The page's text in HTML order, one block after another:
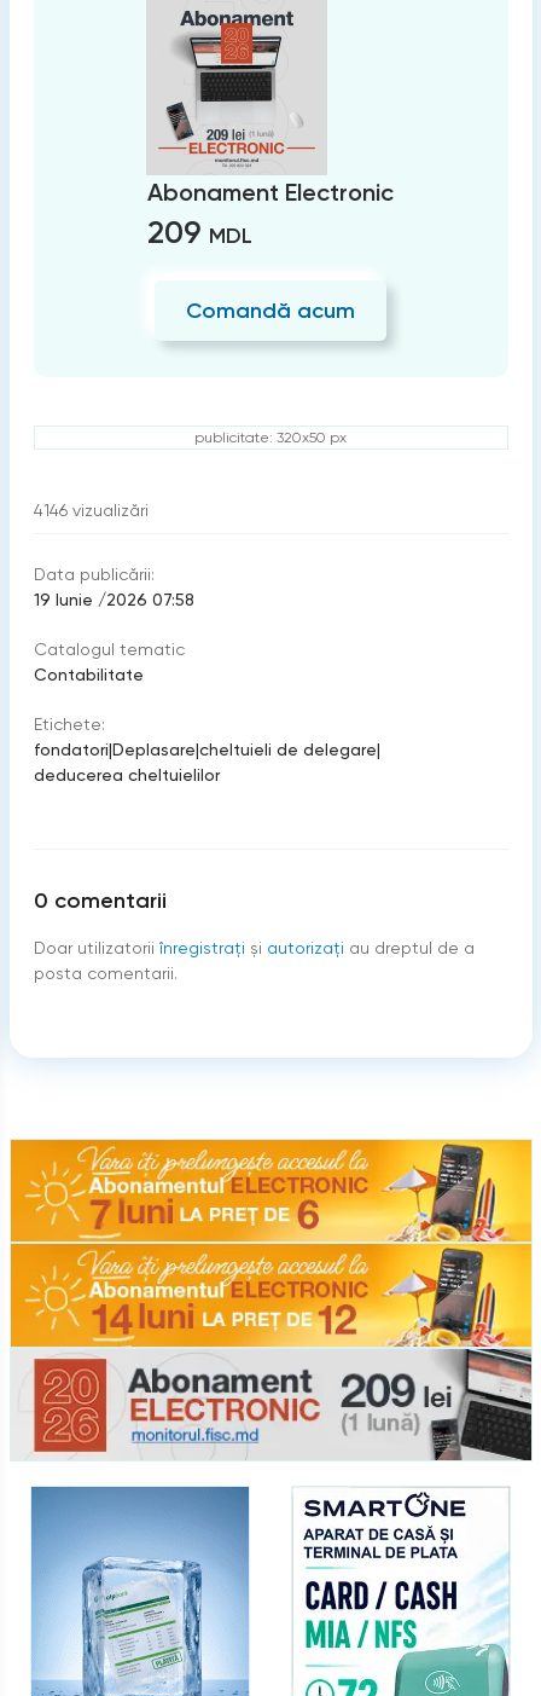
Abonament Electronic
209 MDL
Comandă acum
publicitate: 320x50 px
4146 vizualizări
Data publicării:
19 Iunie /2026 07:58
Catalogul tematic
Contabilitate
Etichete:
fondatori|Deplasare|cheltuieli de delegare|
deducerea cheltuielilor
0 comentarii
Doar utilizatorii înregistraţi şi autorizați au dreptul de a
posta comentarii.